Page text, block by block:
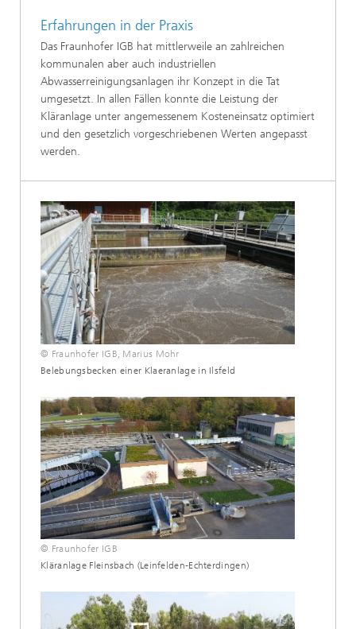
Erfahrungen in der Praxis
Das Fraunhofer IGB hat mittlerweile an zahlreichen
kommunalen aber auch industriellen
Abwasserreinigungsanlagen ihr Konzept in die Tat
umgesetzt. In allen Fällen konnte die Leistung der
Kläranlage unter angemessenem Kosteneinsatz optimiert
und den gesetzlich vorgeschriebenen Werten angepasst
werden.
© Fraunhofer IGB, Marius Mohr
Belebungsbecken einer Klaeranlage in Ilsfeld
© Fraunhofer IGB
Kläranlage Fleinsbach (Leinfelden-Echterdingen)